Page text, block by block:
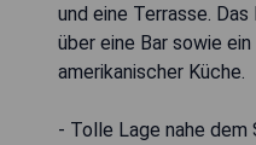
und eine Terrasse.
über eine Bar sowie
amerikanischer Küche.
- Tolle Lage nahe dem